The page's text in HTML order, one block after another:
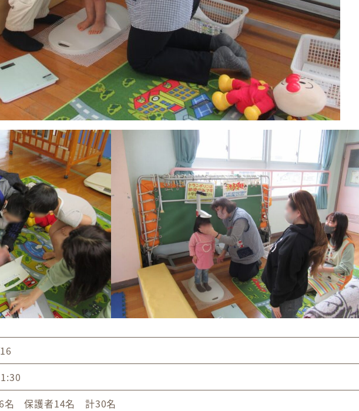
名 保護者14名 計30名